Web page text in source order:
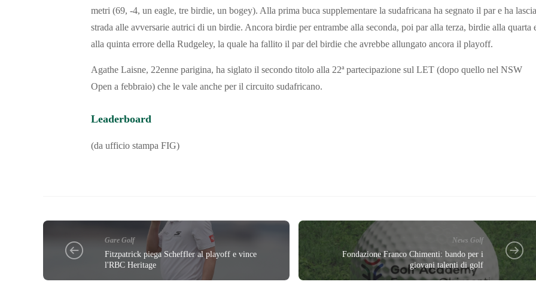
metri (69, -4, un eagle, tre birdie, un bogey). Alla prima buca supplementare la sudafricana ha segnato il par e ha
strada alle avversarie autrici di un birdie. Ancora birdie per entrambe alla seconda, poi par alla terza, birdie alla quarta
alla quinta errore della Rudgeley, la quale ha fallito il par del birdie che avrebbe allungato ancora il playoff.
Agathe Laisne, 22enne parigina, ha siglato il secondo titolo alla 22ª partecipazione sul LET (dopo quello nel NSW
Open a febbraio) che le vale anche per il circuito sudafricano.
Leaderboard
(da ufficio stampa FIG)
Gare Golf
Fitzpatrick piega Scheffler al playoff e vince
l'RBC Heritage
News Golf
Fondazione Franco Chimenti: bando per i
giovani talenti di golf